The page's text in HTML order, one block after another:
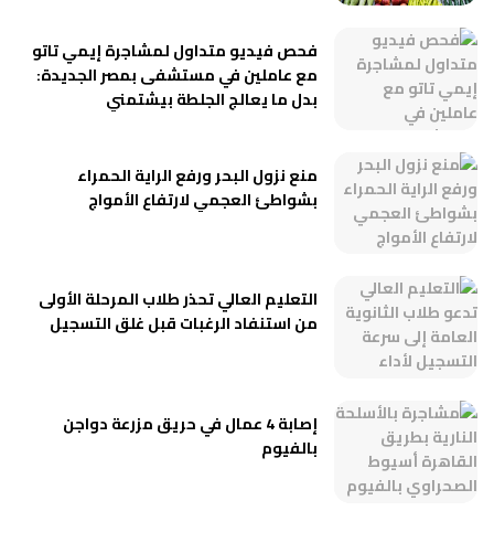
فحص فيديو متداول لمشاجرة إيمي تاتو
مع عاملين في مستشفى بمصر الجديدة:
بدل ما يعالج الجلطة بيشتمني
منع نزول البحر ورفع الراية الحمراء
بشواطئ العجمي لارتفاع الأمواج
التعليم العالي تحذر طلاب المرحلة الأولى
من استنفاد الرغبات قبل غلق التسجيل
إصابة 4 عمال في حريق مزرعة دواجن
بالفيوم